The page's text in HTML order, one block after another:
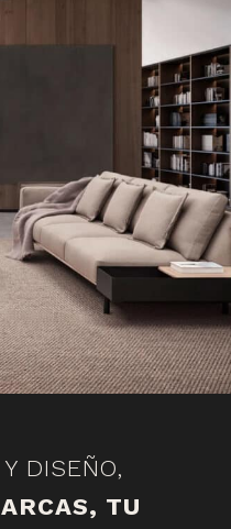
DISEÑO,
TU